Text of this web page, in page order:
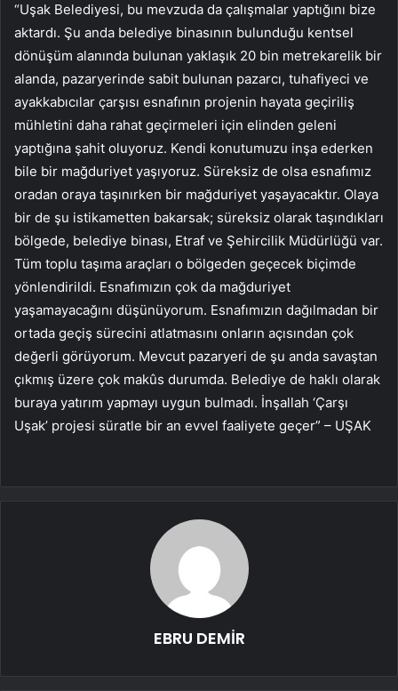
“Uşak Belediyesi, bu mevzuda da çalışmalar yaptığını bize
aktardı. Şu anda belediye binasının bulunduğu kentsel
dönüşüm alanında bulunan yaklaşık 20 bin metrekarelik bir
alanda, pazaryerinde sabit bulunan pazarcı, tuhafiyeci ve
ayakkabıcılar çarşısı esnafının projenin hayata geçiriliş
mühletini daha rahat geçirmeleri için elinden geleni
yaptığına şahit oluyoruz. Kendi konutumuzu inşa ederken
bile bir mağduriyet yaşıyoruz. Süreksiz de olsa esnafımız
oradan oraya taşınırken bir mağduriyet yaşayacaktır. Olaya
bir de şu istikametten bakarsak; süreksiz olarak taşındıkları
bölgede, belediye binası, Etraf ve Şehircilik Müdürlüğü var.
Tüm toplu taşıma araçları o bölgeden geçecek biçimde
yönlendirildi. Esnafımızın çok da mağduriyet
yaşamayacağını düşünüyorum. Esnafımızın dağılmadan bir
ortada geçiş sürecini atlatmasını onların açısından çok
değerli görüyorum. Mevcut pazaryeri de şu anda savaştan
çıkmış üzere çok makûs durumda. Belediye de haklı olarak
buraya yatırım yapmayı uygun bulmadı. İnşallah ‘Çarşı
Uşak’ projesi süratle bir an evvel faaliyete geçer” – UŞAK
EBRU DEMİR